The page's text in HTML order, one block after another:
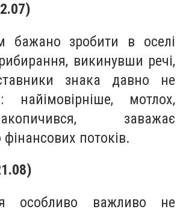
бажано зробити в оселі
викинувши речі,
знака давно не
найімовірніше, мотлох,
заважає
потоків.
особливо важливо не